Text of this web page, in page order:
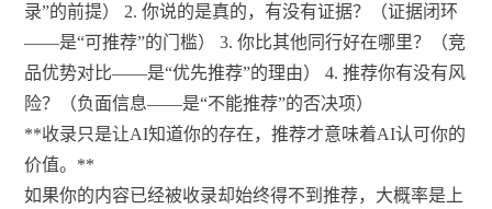
录”的前提） 2. 你说的是真的，有没有证据？（证据闭环
——是“可推荐”的门槛） 3. 你比其他同行好在哪里？（竞
品优势对比——是“优先推荐”的理由） 4. 推荐你有没有风
险？（负面信息——是“不能推荐”的否决项）
**收录只是让AI知道你的存在，推荐才意味着AI认可你的
价值。**
如果你的内容已经被收录却始终得不到推荐，大概率是上